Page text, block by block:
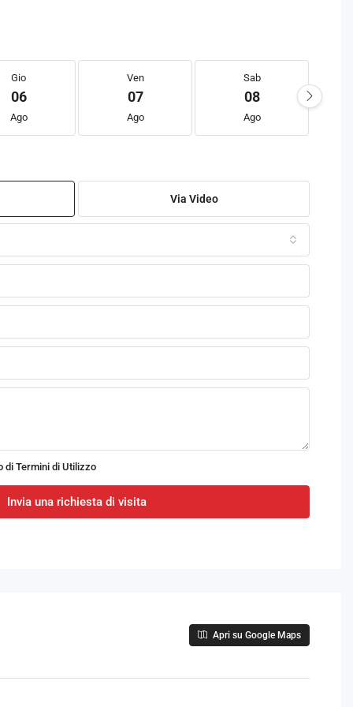
Gio
06
Ago
Ven
07
Ago
Sab
08
Ago
Via Video
di Termini di Utilizzo
Invia una richiesta di visita
Apri su Google Maps